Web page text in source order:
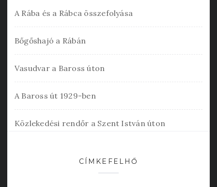
A Rába és a Rábca összefolyása
Bőgőshajó a Rábán
Vasudvar a Baross úton
A Baross út 1929-ben
Közlekedési rendőr a Szent István úton
CÍMKEFELHŐ